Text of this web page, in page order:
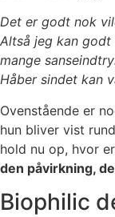
Det er godt nok
Altså jeg kan godt
mange
Håber sindet kan
Ovenstående er
hun bliver vist
hold nu op, hvor
den påvirkning,
Biophilic